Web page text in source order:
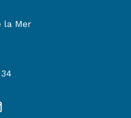
la Mer
electrónico